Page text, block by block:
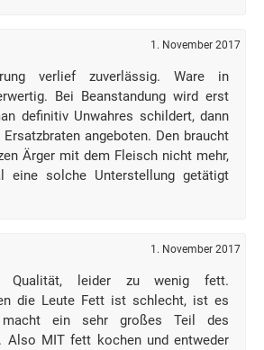
1. November 2017
verlief zuverlässig. Ware in
Bei Beanstandung wird erst
definitiv Unwahres schildert, dann
angeboten. Den braucht
Ärger mit dem Fleisch nicht mehr,
eine solche Unterstellung getätigt
1. November 2017
Qualität, leider zu wenig fett.
die Leute Fett ist schlecht, ist es
ein sehr großes Teil des
Also MIT fett kochen und entweder